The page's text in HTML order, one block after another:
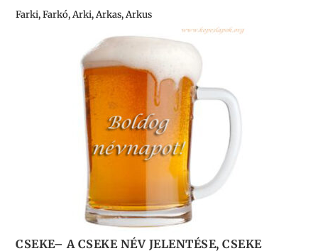
Farki, Farkó, Arki, Arkas, Arkus
CSEKE– A CSEKE NÉV JELENTÉSE, CSEKE